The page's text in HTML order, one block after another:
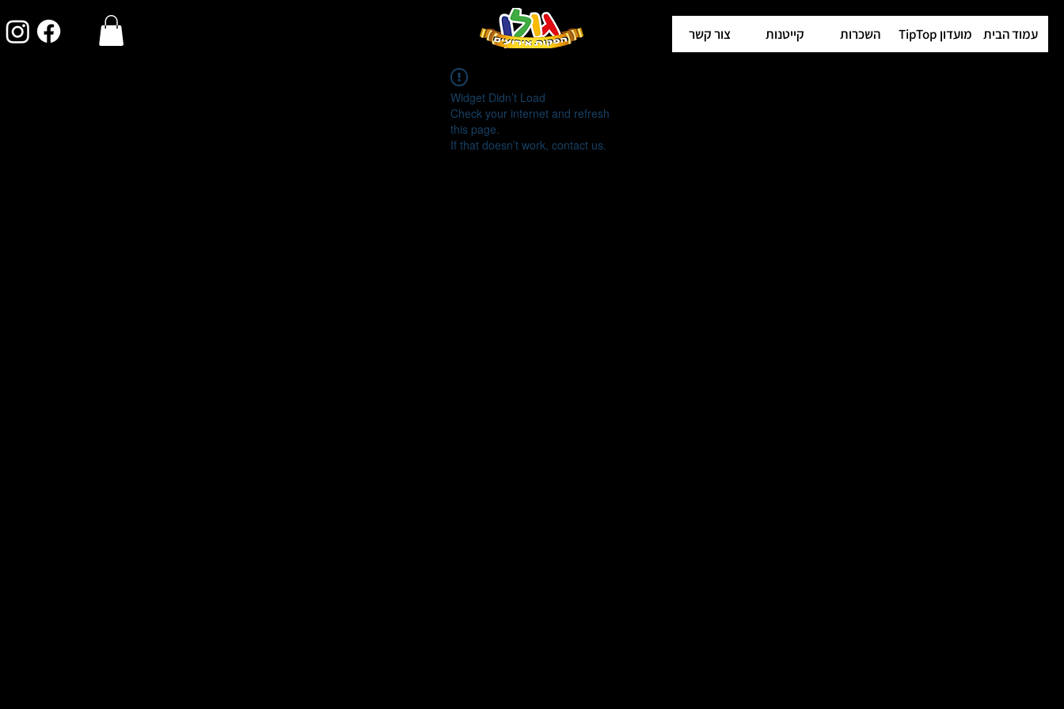
עמוד הבית מועדון TipTop השכרות קייטנות צור קשר
Widget Didn’t Load
Check your internet and refresh
this page.
If that doesn’t work, contact us.